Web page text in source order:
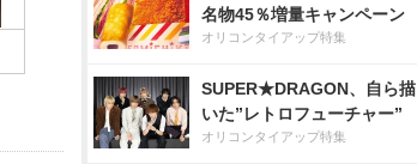
名物45％増量キャンペーン
オリコンタイアップ特集
SUPER★DRAGON、自ら描
いた”レトロフューチャー”
オリコンタイアップ特集